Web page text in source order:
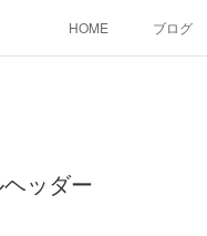
HOME ブログ
ッダー